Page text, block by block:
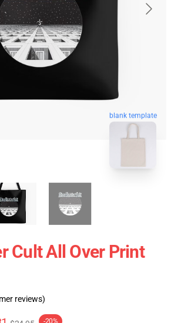
blank template
Cult All Over Print
reviews)
-20%